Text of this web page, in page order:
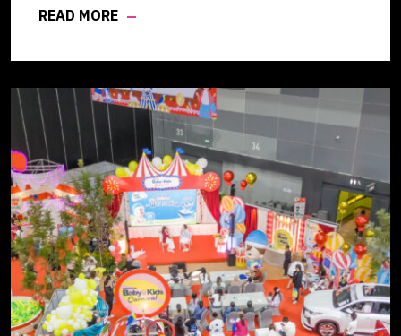
ที่คิดถึงกับบรรยากาศสุดจึ้งที่งาน Circle of Friends แฮปปี้มาก
ได้ทุกเพลงแบบไม่เกินจริง ใครพลาดบอกเลยเสียดายมาก มวล
ทุกเพลงไม่เกินจริง บรรยากาศดี ดนตรีสดจากพี่ๆ 2 Days Ago
Kids คือที่สุด! ใจฟูมากกกก
READ MORE